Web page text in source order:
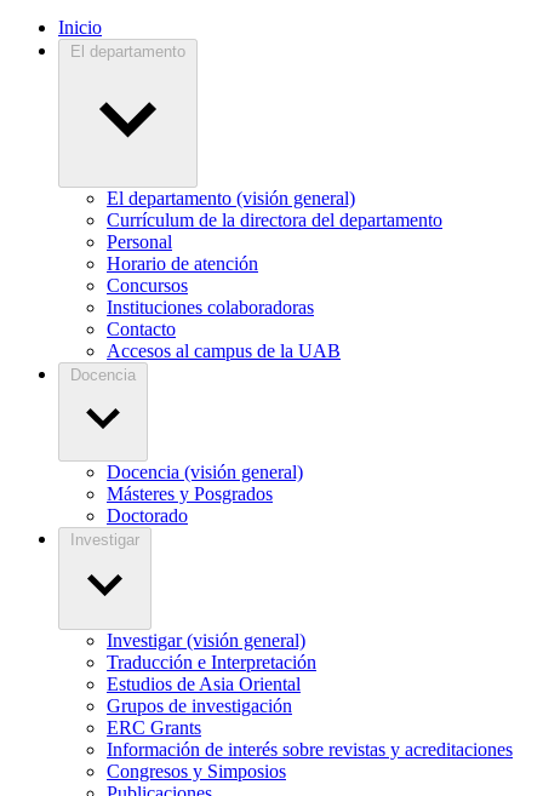
Inicio
El departamento
El departamento (visión general)
Currículum de la directora del departamento
Personal
Horario de atención
Concursos
Instituciones colaboradoras
Contacto
Accesos al campus de la UAB
Docencia
Docencia (visión general)
Másteres y Posgrados
Doctorado
Investigar
Investigar (visión general)
Traducción e Interpretación
Estudios de Asia Oriental
Grupos de investigación
ERC Grants
Información de interés sobre revistas y acreditaciones
Congresos y Simposios